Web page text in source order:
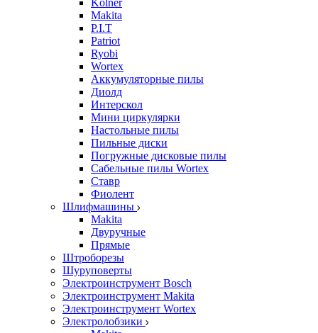
Kolner
Makita
P.I.T
Patriot
Ryobi
Wortex
Аккумуляторные пилы
Диолд
Интерскол
Мини циркулярки
Настольные пилы
Пильные диски
Погружные дисковые пилы
Сабельные пилы Wortex
Ставр
Фиолент
Шлифмашины
Makita
Двуручные
Прямые
Штроборезы
Шуруповерты
Электроинструмент Bosch
Электроинструмент Makita
Электроинструмент Wortex
Электролобзики